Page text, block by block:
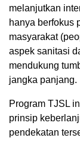
melanjutkan
hanya berfokus
masyarakat
aspek sanitasi
mendukung
jangka panjang.
Program TJSL
prinsip
pendekatan